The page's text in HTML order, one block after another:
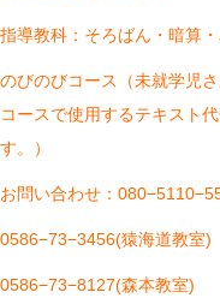
指導教科：そろばん・暗算
のびのびコース（未就学児
コースで使用するテキスト
す。）
お問い合わせ：
0586−73−3456(猿海道教室)
0586−73−8127(森本教室)